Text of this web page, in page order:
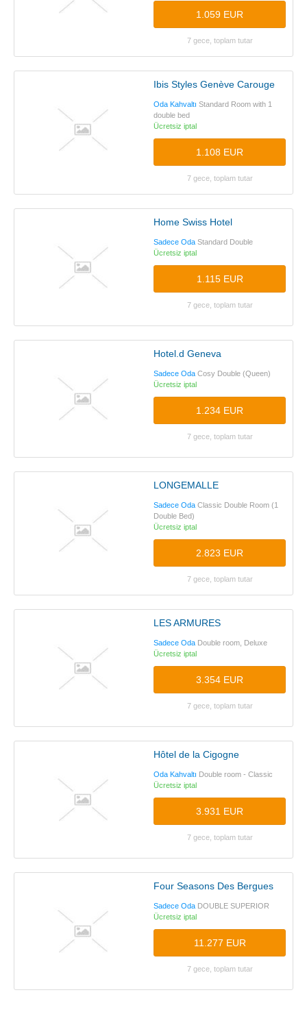
1.059 EUR
7 gece, toplam tutar
Ibis Styles Genève Carouge
Oda Kahvaltı Standard Room with 1
double bed
Ücretsiz iptal
1.108 EUR
7 gece, toplam tutar
Home Swiss Hotel
Sadece Oda Standard Double
Ücretsiz iptal
1.115 EUR
7 gece, toplam tutar
Hotel.d Geneva
Sadece Oda Cosy Double (Queen)
Ücretsiz iptal
1.234 EUR
7 gece, toplam tutar
LONGEMALLE
Sadece Oda Classic Double Room (1
Double Bed)
Ücretsiz iptal
2.823 EUR
7 gece, toplam tutar
LES ARMURES
Sadece Oda Double room, Deluxe
Ücretsiz iptal
3.354 EUR
7 gece, toplam tutar
Hôtel de la Cigogne
Oda Kahvaltı Double room - Classic
Ücretsiz iptal
3.931 EUR
7 gece, toplam tutar
Four Seasons Des Bergues
Sadece Oda DOUBLE SUPERIOR
Ücretsiz iptal
11.277 EUR
7 gece, toplam tutar